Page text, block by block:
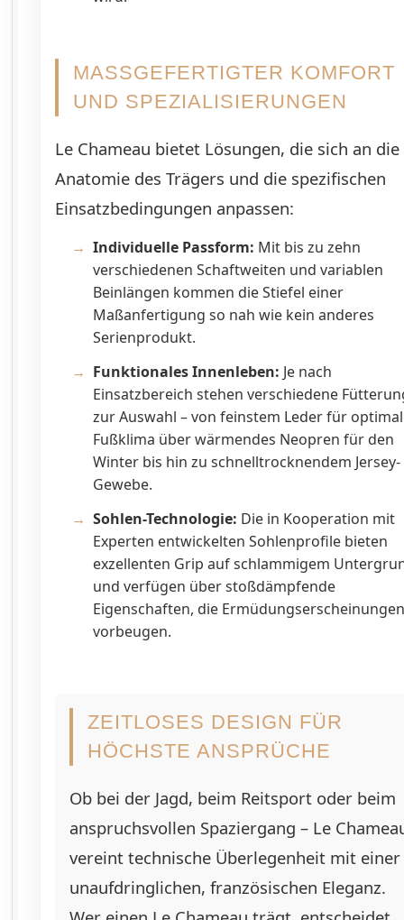
MASSGEFERTIGTER KOMFORT U
ND SPEZIALISIERUNGEN
Le Chameau bietet Lösungen, die sich an die
Anatomie des Trägers und die spezifischen
Einsatzbedingungen anpassen:
Individuelle Passform: Mit bis zu zehn
verschiedenen Schaftweiten und variablen
Beinlängen kommen die Stiefel einer
Maßanfertigung so nah wie kein anderes
Serienprodukt.
Funktionales Innenleben: Je nach
Einsatzbereich stehen verschiedene
zur Auswahl – von feinstem Leder für
Fußklima über wärmendes Neopren für den
Winter bis hin zu schnelltrocknendem Jersey-
Gewebe.
Sohlen-Technologie: Die in Kooperation mit
Experten entwickelten Sohlenprofile bieten
exzellenten Grip auf schlammigem
und verfügen über stoßdämpfende
Eigenschaften, die
vorbeugen.
ZEITLOSES DESIGN FÜR
HÖCHSTE ANSPRÜCHE
Ob bei der Jagd, beim Reitsport oder beim
anspruchsvollen Spaziergang – Le
vereint technische Überlegenheit mit einer
unaufdringlichen, französischen Eleganz.